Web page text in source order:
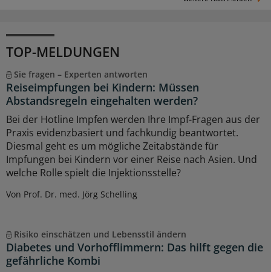
TOP-MELDUNGEN
Sie fragen – Experten antworten
Reiseimpfungen bei Kindern: Müssen
Abstandsregeln eingehalten werden?
Bei der Hotline Impfen werden Ihre Impf-Fragen aus der
Praxis evidenzbasiert und fachkundig beantwortet.
Diesmal geht es um mögliche Zeitabstände für
Impfungen bei Kindern vor einer Reise nach Asien. Und
welche Rolle spielt die Injektionsstelle?
Von Prof. Dr. med. Jörg Schelling
Risiko einschätzen und Lebensstil ändern
Diabetes und Vorhofflimmern: Das hilft gegen die
gefährliche Kombi